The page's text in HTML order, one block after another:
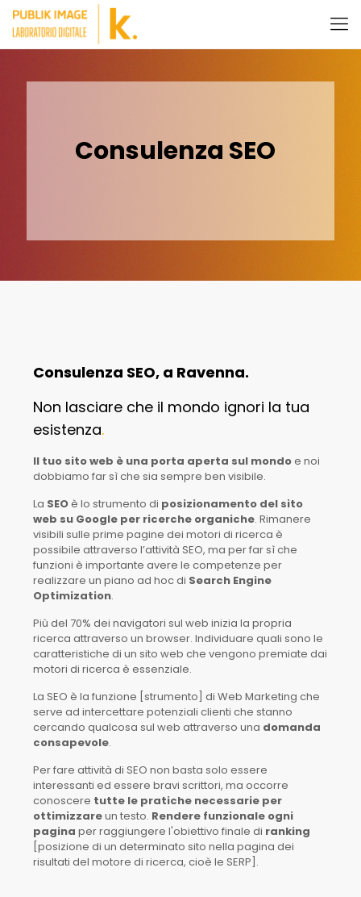
Consulenza SEO
Consulenza SEO, a Ravenna.
Non lasciare che il mondo ignori la tua
esistenza.
Il tuo sito web è una porta aperta sul mondoe noi
dobbiamo far sì che sia sempre ben visibile.
La SEOè lo strumento di posizionamento del sito
web su Google per ricerche organiche. Rimanere
visibili sulle prime pagine dei motori di ricerca è
possibile attraverso l’attività SEO, ma per far sì che
funzioni è importante avere le competenze per
realizzare un piano ad hoc di Search Engine
Optimization.
Più del 70% dei navigatori sul web inizia la propria
ricerca attraverso un browser. Individuare quali sono le
caratteristiche di un sito web che vengono premiate dai
motori di ricerca è essenziale.
La SEO è la funzione [strumento] di Web Marketing che
serve ad intercettare potenziali clienti che stanno
cercando qualcosa sul web attraverso una domanda
consapevole.
Per fare attività di SEO non basta solo essere
interessanti ed essere bravi scrittori, ma occorre
conoscere tutte le pratiche necessarie per
ottimizzareun testo. Rendere funzionale ogni
pagina per raggiungere l'obiettivo finale di ranking
[posizione di un determinato sito nella pagina dei
risultati del motore di ricerca, cioè le SERP].